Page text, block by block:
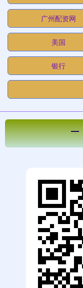
广州配资网
美国
银行